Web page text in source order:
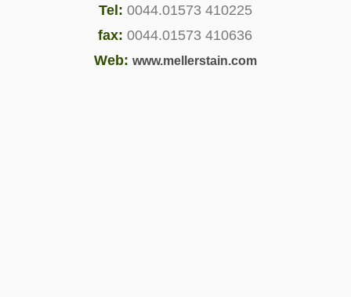
Tel: 0044.01573 410225
fax: 0044.01573 410636
Web: www.mellerstain.com